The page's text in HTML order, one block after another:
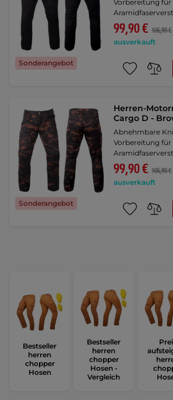
Sonderangebot
Vorbereitung
99,90 € 106,90 €
ausverkauft
Sonderangebot
Herren-
Cargo D -
Abnehmbare
Vorbereitung
99,90 € 106,90 €
ausverkauft
Bestseller
herren
chopper
Hosen
Bestseller
herren
chopper
Hosen -
Vergleich